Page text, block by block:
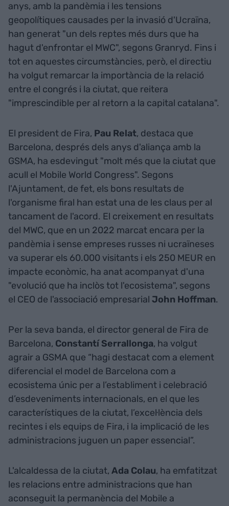
anys, amb la pandèmia i les tensions
geopolítiques causades per la invasió d'Ucraïna,
han generat "un dels reptes més durs que ha
hagut d'enfrontar el MWC", segons Granryd. Fins i
tot en aquestes circumstàncies, però, el directiu
ha volgut remarcar la importància de la relació
entre el congrés i la ciutat, que reitera
"imprescindible per al retorn a la capital catalana".
El president de Fira, Pau Relat, destaca que
Barcelona, després dels anys d'aliança amb la
GSMA, ha esdevingut "molt més que la ciutat que
acull el Mobile World Congress". Segons
l'Ajuntament, de fet, els bons resultats de
l'organisme firal han estat una de les claus per al
tancament de l'acord. El creixement en resultats
del MWC, que en un 2022 marcat encara per la
pandèmia i sense empreses russes ni ucraïneses
va superar els 60.000 visitants i els 250 MEUR en
impacte econòmic, ha anat acompanyat d'una
"evolució que ha inclòs tot l'ecosistema", segons
el CEO de l'associació empresarial John Hoffman.
Per la seva banda, el director general de Fira de
Barcelona, Constantí Serrallonga, ha volgut
agrair a GSMA que “hagi destacat com a element
diferencial el model de Barcelona com a
ecosistema únic per a l’establiment i celebració
d’esdeveniments internacionals, en el que les
característiques de la ciutat, l’excel·lència dels
recintes i els equips de Fira, i la implicació de les
administracions juguen un paper essencial”.
L'alcaldessa de la ciutat, Ada Colau, ha emfatitzat
les relacions entre administracions que han
aconseguit la permanència del Mobile a